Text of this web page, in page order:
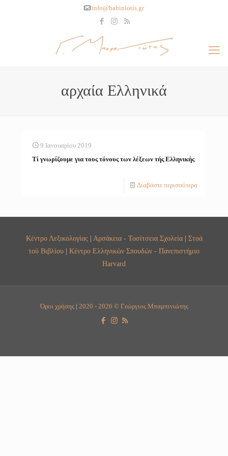
info@babiniotis.gr
αρχαία Ελληνικά
9 Ιανουαρίου 2019
Τί γνωρίζουμε για τους τόνους των λέξεων τής Ελληνικής
Διαβάστε περισσότερα
Κέντρο Λεξικολογίας | Αρσάκεια - Τοσίτσεια Σχολεία| Στοά
τού Βιβλίου | Κέντρο Ελληνικών Σπουδών - Πανεπιστήμιο
Harvard
Όροι χρήσης| 2020 - 2026 © Γεώργιος Μπαμπινιώτης